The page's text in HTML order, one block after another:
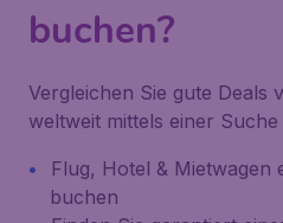
buchen?
Vergleichen Sie gute Deals
weltweit mittels einer Suche
Flug, Hotel & Mietwagen
buchen